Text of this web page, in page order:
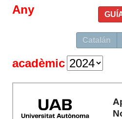
Catalán
Any
acadèmic